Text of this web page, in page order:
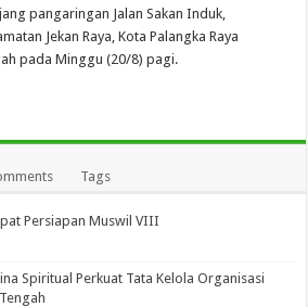
pangaringan Jalan Sakan Induk,
Jekan Raya, Kota Palangka Raya
pada Minggu (20/8) pagi.
Tags
Persiapan Muswil VIII
Spiritual Perkuat Tata Kelola Organisasi